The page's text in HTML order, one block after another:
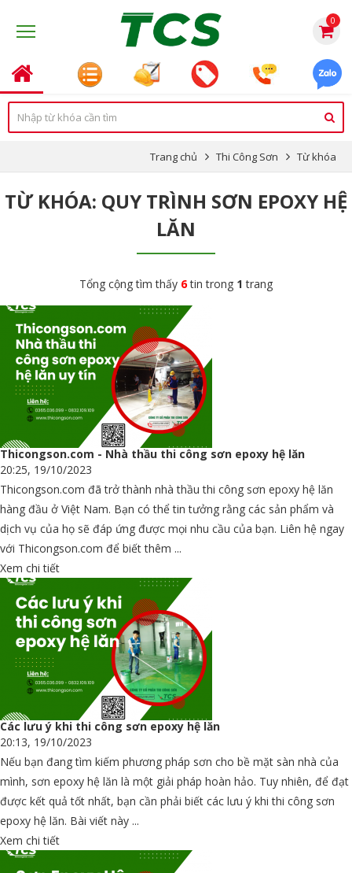
0
Trang chủ Thi Công Sơn Từ khóa
TỪ KHÓA: QUY TRÌNH SƠN EPOXY HỆ
LĂN
Tổng cộng tìm thấy 6tin trong 1 trang
Thicongson.com - Nhà thầu thi công sơn epoxy hệ lăn
20:25, 19/10/2023
Thicongson.com đã trở thành nhà thầu thi công sơn epoxy hệ lăn
hàng đầu ở Việt Nam. Bạn có thể tin tưởng rằng các sản phẩm và
dịch vụ của họ sẽ đáp ứng được mọi nhu cầu của bạn. Liên hệ ngay
với Thicongson.com để biết thêm ...
Xem chi tiết
Các lưu ý khi thi công sơn epoxy hệ lăn
20:13, 19/10/2023
Nếu bạn đang tìm kiếm phương pháp sơn cho bề mặt sàn nhà của
mình, sơn epoxy hệ lăn là một giải pháp hoàn hảo. Tuy nhiên, để đạt
được kết quả tốt nhất, bạn cần phải biết các lưu ý khi thi công sơn
epoxy hệ lăn. Bài viết này ...
Xem chi tiết